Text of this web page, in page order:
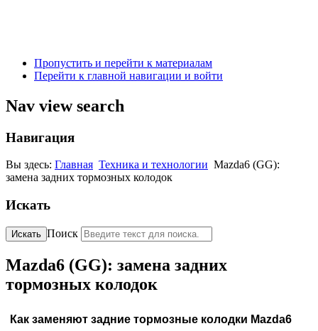
Пропустить и перейти к материалам
Перейти к главной навигации и войти
Nav view search
Навигация
Вы здесь: Главная Техника и технологии Mazda6 (GG):
замена задних тормозных колодок
Искать
Искать Поиск
Mazda6 (GG): замена задних
тормозных колодок
Как заменяют задние тормозные колодки Mazda6